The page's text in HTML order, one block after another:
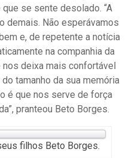
se sente desolado. “A
demais. Não esperávamos
e, de repetente a notícia
na companhia da
nos deixa mais confortável
tamanho da sua memória
é que nos serve de força
pranteou Beto Borges.
filhos Beto Borges.